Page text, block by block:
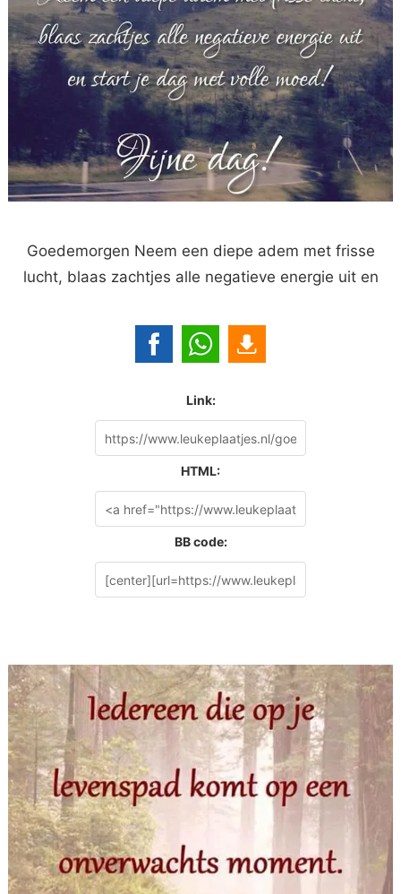
Goedemorgen Neem een diepe adem met frisse
lucht, blaas zachtjes alle negatieve energie uit en
Link:
HTML:
BB code: